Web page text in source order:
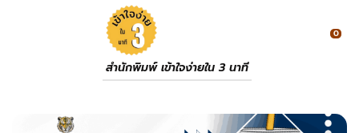
สำนักพิมพ์ เข้าใจง่ายใน 3 นาที
0